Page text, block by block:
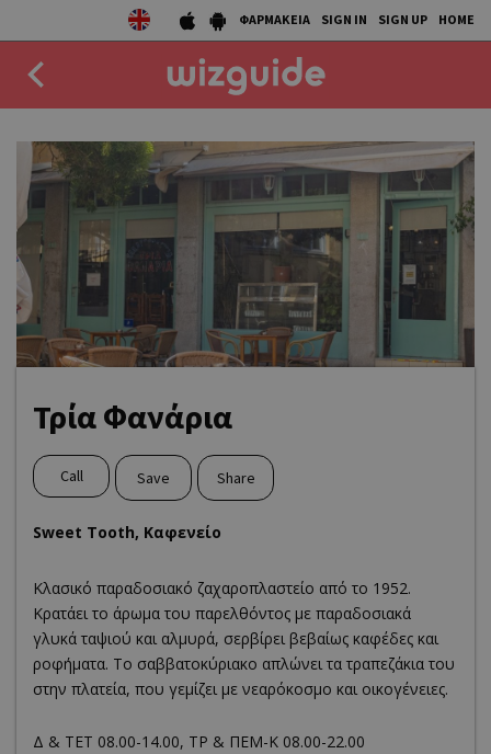
ΦΑΡΜΑΚΕΙΑ SIGN IN SIGN UP HOME
DRINK
50 BEST
AGENDA
COLLECTIONS
Τρία Φανάρια
Call Save Share
Sweet Tooth, Καφενείο
Κλασικό παραδοσιακό ζαχαροπλαστείο από το 1952.
Κρατάει το άρωμα του παρελθόντος με παραδοσιακά
γλυκά ταψιού και αλμυρά, σερβίρει βεβαίως καφέδες και
ροφήματα. Το σαββατοκύριακο απλώνει τα τραπεζάκια του
στην πλατεία, που γεμίζει με νεαρόκοσμο και οικογένειες.
Δ & ΤΕΤ 08.00-14.00, ΤΡ & ΠΕΜ-Κ 08.00-22.00